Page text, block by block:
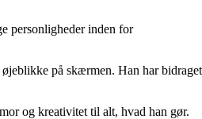
personligheder inden for
på skærmen. Han har bidraget
og kreativitet til alt, hvad han gør.